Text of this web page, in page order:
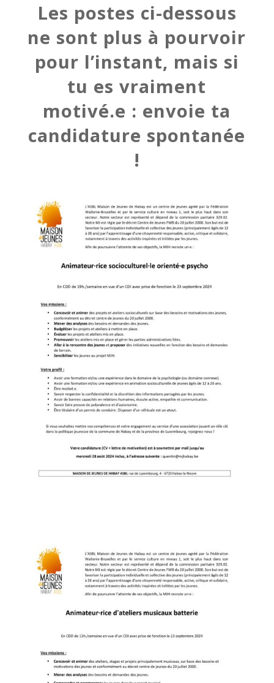
Les postes ci-dessous
ne sont plus à pourvoir
pour l’instant, mais si
tu es vraiment
motivé.e : envoie ta
candidature spontanée
!